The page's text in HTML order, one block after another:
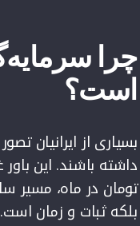
چرا
است؟
بسیاری از ایرانیان
تومان در ماه، مسیر
بلکه ثبات و زمان است.